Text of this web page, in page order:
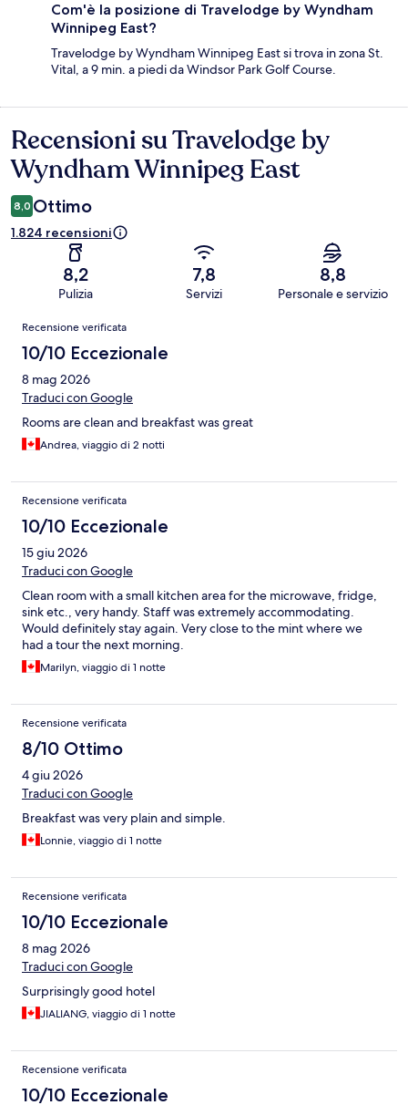
Com'è la posizione di Travelodge by Wyndham
Winnipeg East?
Travelodge by Wyndham Winnipeg East si trova in zona St.
Vital, a 9 min. a piedi da Windsor Park Golf Course.
Recensioni
Recensioni su Travelodge by
Wyndham Winnipeg East
8,0 Ottimo
1.824 recensioni
8,2
Pulizia
7,8
Servizi
8,8
Personale e servizio
Recensioni
Recensione verificata
10/10 Eccezionale
8 mag 2026
Traduci con Google
Rooms are clean and breakfast was great
Andrea, viaggio di 2 notti
Recensione verificata
10/10 Eccezionale
15 giu 2026
Traduci con Google
Clean room with a small kitchen area for the microwave, fridge,
sink etc., very handy. Staff was extremely accommodating.
Would definitely stay again. Very close to the mint where we
had a tour the next morning.
Marilyn, viaggio di 1 notte
Recensione verificata
8/10 Ottimo
4 giu 2026
Traduci con Google
Breakfast was very plain and simple.
Lonnie, viaggio di 1 notte
Recensione verificata
10/10 Eccezionale
8 mag 2026
Traduci con Google
Surprisingly good hotel
JIALIANG, viaggio di 1 notte
Recensione verificata
10/10 Eccezionale